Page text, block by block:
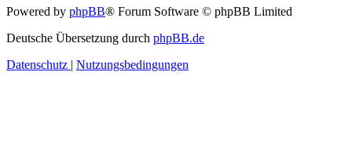
Powered by phpBB® Forum Software © phpBB Limited
Deutsche Übersetzung durch phpBB.de
Datenschutz | Nutzungsbedingungen